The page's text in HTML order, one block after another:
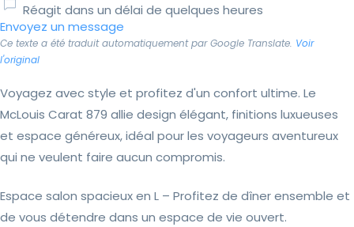
Réagit dans un délai de quelques heures
Envoyez un message
Ce texte a été traduit automatiquement par Google Translate. Voir
l'original
Voyagez avec style et profitez d'un confort ultime. Le
McLouis Carat 879 allie design élégant, finitions luxueuses
et espace généreux, idéal pour les voyageurs aventureux
qui ne veulent faire aucun compromis.
Espace salon spacieux en L – Profitez de dîner ensemble et
de vous détendre dans un espace de vie ouvert.